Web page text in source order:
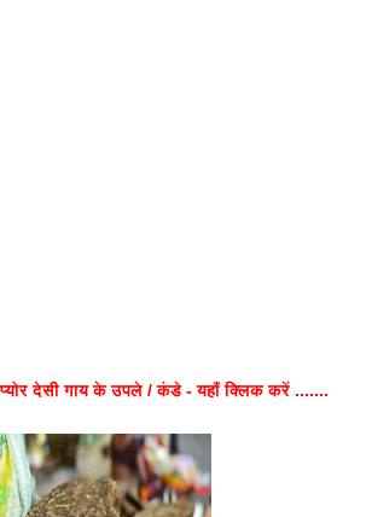
प्योर देसी गाय के उपले / कंडे - यहाँ क्लिक करें .......